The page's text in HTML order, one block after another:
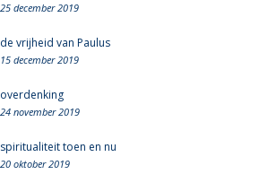
25 december 2019
de vrijheid van Paulus
15 december 2019
overdenking
24 november 2019
spiritualiteit toen en nu
20 oktober 2019